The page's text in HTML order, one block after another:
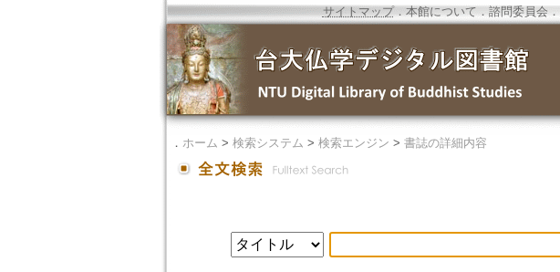
サイトマップ．本館について ． 諮問委員会．
． ホーム > 検索システム > 検索エンジン > 書誌の詳細内容